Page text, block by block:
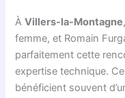
ÀVillers-la-Montagne
femme, et Romain
parfaitement cette
expertise technique.
bénéficient souvent